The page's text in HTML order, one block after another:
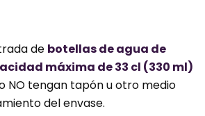
de botellas de agua de
máxima de 33 cl (330 ml)
NO tengan tapón u otro medio
del envase.